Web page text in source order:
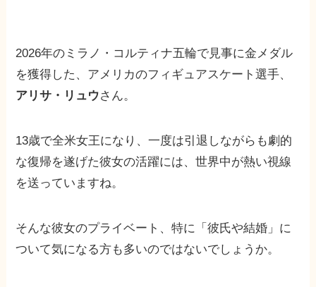
2026年のミラノ・コルティナ五輪で見事に金メダル
を獲得した、アメリカのフィギュアスケート選手、
アリサ・リュウさん。
13歳で全米女王になり、一度は引退しながらも劇的
な復帰を遂げた彼女の活躍には、世界中が熱い視線
を送っていますね。
そんな彼女のプライベート、特に「彼氏や結婚」に
ついて気になる方も多いのではないでしょうか。